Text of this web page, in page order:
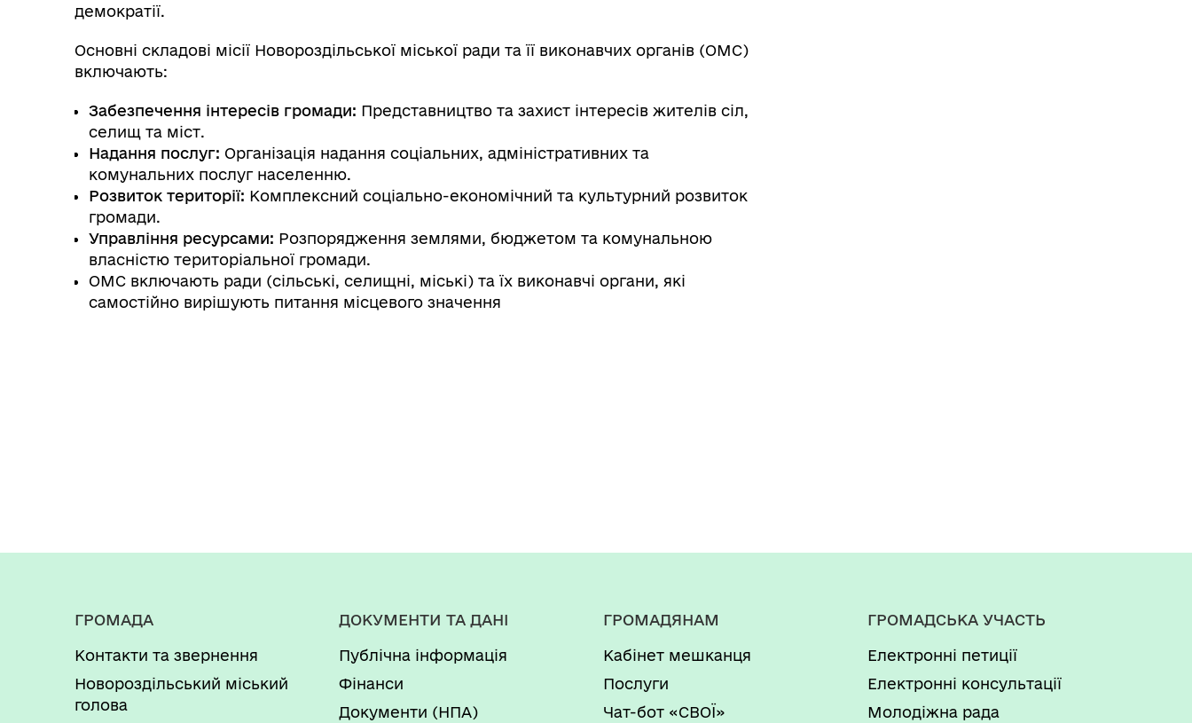
демократії.
Основні складові місії Новороздільської міської ради та її виконавчих органів (ОМС)
включають:
Забезпечення інтересів громади: Представництво та захист інтересів жителів сіл,
селищ та міст.
Надання послуг: Організація надання соціальних, адміністративних та
комунальних послуг населенню.
Розвиток території: Комплексний соціально-економічний та культурний розвиток
громади.
Управління ресурсами: Розпорядження землями, бюджетом та комунальною
власністю територіальної громади.
ОМС включають ради (сільські, селищні, міські) та їх виконавчі органи, які
самостійно вирішують питання місцевого значення
ГРОМАДА
Контакти та звернення
Новороздільський міський
голова
ДОКУМЕНТИ ТА ДАНІ
Публічна інформація
Фінанси
Документи (НПА)
ГРОМАДЯНАМ
Кабінет мешканця
Послуги
Чат-бот «СВОЇ»
ГРОМАДСЬКА УЧАСТЬ
Електронні петиції
Електронні консультації
Молодіжна рада